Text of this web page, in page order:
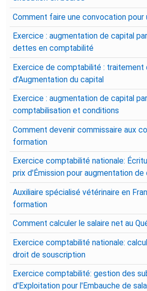
Comment faire une convocation pour
Exercice : augmentation de capital
dettes en comptabilité
Exercice de comptabilité : traitement
d’Augmentation du capital
Exercice : augmentation de capital
comptabilisation et conditions
Comment devenir commissaire aux
formation
Exercice comptabilité nationale:
prix d'Émission pour augmentation de
Auxiliaire spécialisé vétérinaire en
formation
Comment calculer le salaire net au
Exercice comptabilité nationale:
droit de souscription
Exercice comptabilité: gestion des
d'Exploitation pour l'Embauche de